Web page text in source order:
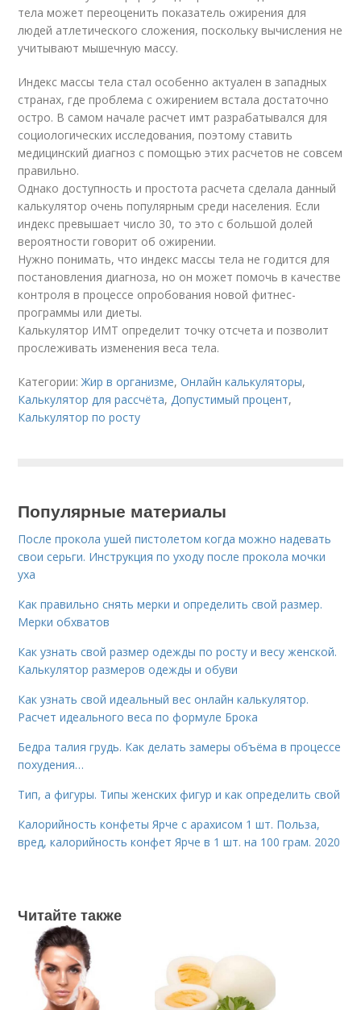
тела может переоценить показатель ожирения для
людей атлетического сложения, поскольку вычисления не
учитывают мышечную массу.
Индекс массы тела стал особенно актуален в западных
странах, где проблема с ожирением встала достаточно
остро. В самом начале расчет имт разрабатывался для
социологических исследования, поэтому ставить
медицинский диагноз с помощью этих расчетов не совсем
правильно.
Однако доступность и простота расчета сделала данный
калькулятор очень популярным среди населения. Если
индекс превышает число 30, то это с большой долей
вероятности говорит об ожирении.
Нужно понимать, что индекс массы тела не годится для
постановления диагноза, но он может помочь в качестве
контроля в процессе опробования новой фитнес-
программы или диеты.
Калькулятор ИМТ определит точку отсчета и позволит
прослеживать изменения веса тела.
Категории:Жир в организме,Онлайн калькуляторы,
Калькулятор для рассчёта,Допустимый процент,
Калькулятор по росту
Популярные материалы
После прокола ушей пистолетом когда можно надевать
свои серьги. Инструкция по уходу после прокола мочки
уха
Как правильно снять мерки и определить свой размер.
Мерки обхватов
Как узнать свой размер одежды по росту и весу женской.
Калькулятор размеров одежды и обуви
Как узнать свой идеальный вес онлайн калькулятор.
Расчет идеального веса по формуле Брока
Бедра талия грудь. Как делать замеры объёма в процессе
похудения…
Тип, а фигуры. Типы женских фигур и как определить свой
Калорийность конфеты Ярче с арахисом 1 шт. Польза,
вред, калорийность конфет Ярче в 1 шт. на 100 грам. 2020
Читайте также